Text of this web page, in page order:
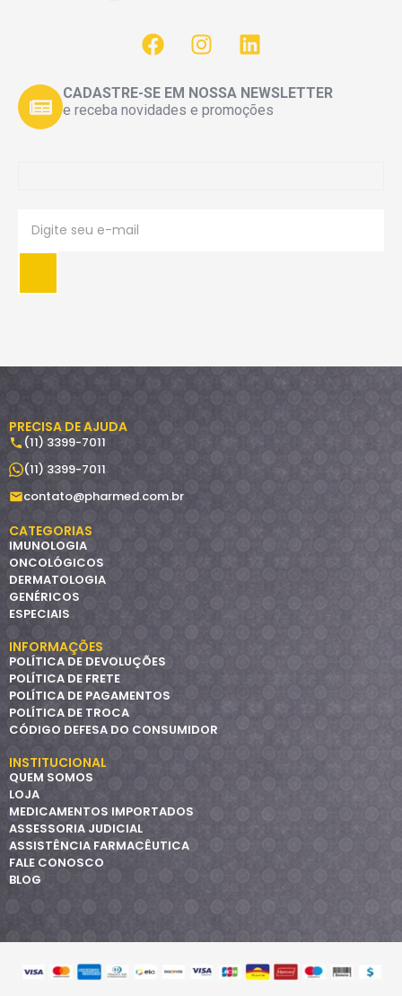
CADASTRE-SE EM NOSSA NEWSLETTER
e receba novidades e promoções
PRECISA DE AJUDA
(11) 3399-7011
(11) 3399-7011
contato@pharmed.com.br
CATEGORIAS
IMUNOLOGIA
ONCOLÓGICOS
DERMATOLOGIA
GENÉRICOS
ESPECIAIS
INFORMAÇÕES
POLÍTICA DE DEVOLUÇÕES
POLÍTICA DE FRETE
POLÍTICA DE PAGAMENTOS
POLÍTICA DE TROCA
CÓDIGO DEFESA DO CONSUMIDOR
INSTITUCIONAL
QUEM SOMOS
LOJA
MEDICAMENTOS IMPORTADOS
ASSESSORIA JUDICIAL
ASSISTÊNCIA FARMACÊUTICA
FALE CONOSCO
BLOG